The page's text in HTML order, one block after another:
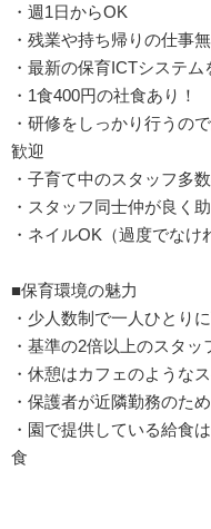
・週1日からOK
・残業や持ち帰りの仕事
・最新の保育ICTシステ
・1食400円の社食あり！
・研修をしっかり行うの
歓迎
・子育て中のスタッフ多
・スタッフ同士仲が良く
・ネイルOK（過度でなけ
■保育環境の魅力
・少人数制で一人ひとり
・基準の2倍以上のスタッ
・休憩はカフェのような
・保護者が近隣勤務のた
・園で提供している給食
食